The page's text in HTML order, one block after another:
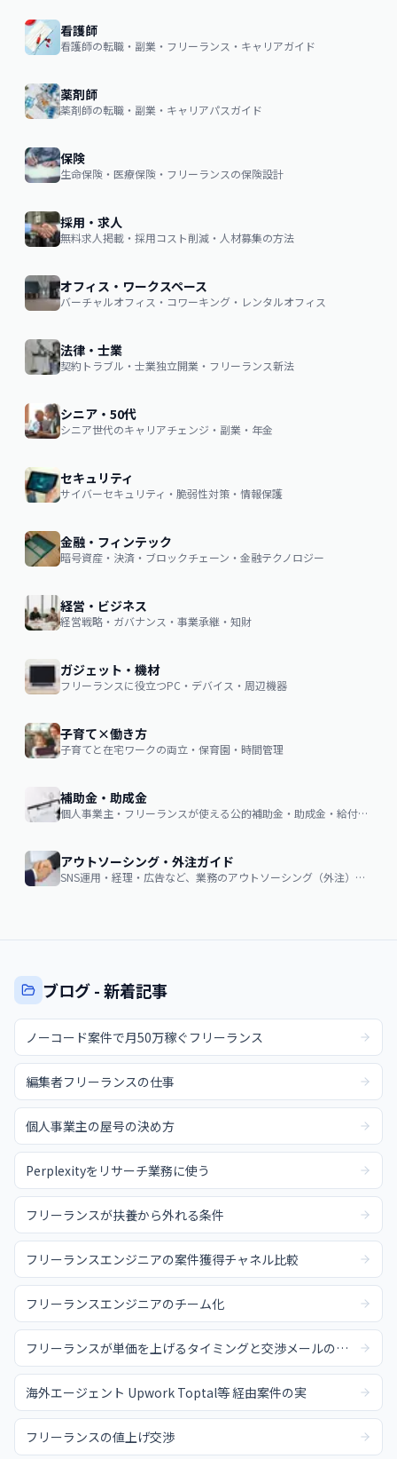
看護師
看護師の転職・副業・フリーランス・キャリアガイド
薬剤師
薬剤師の転職・副業・キャリアパスガイド
保険
生命保険・医療保険・フリーランスの保険設計
採用・求人
無料求人掲載・採用コスト削減・人材募集の方法
オフィス・ワークスペース
バーチャルオフィス・コワーキング・レンタルオフィス
法律・士業
契約トラブル・士業独立開業・フリーランス新法
シニア・50代
シニア世代のキャリアチェンジ・副業・年金
セキュリティ
サイバーセキュリティ・脆弱性対策・情報保護
金融・フィンテック
暗号資産・決済・ブロックチェーン・金融テクノロジー
経営・ビジネス
経営戦略・ガバナンス・事業承継・知財
ガジェット・機材
フリーランスに役立つPC・デバイス・周辺機器
子育て×働き方
子育てと在宅ワークの両立・保育園・時間管理
補助金・助成金
個人事業主・フリーランスが使える公的補助金・助成金・給付金の申請ガイド
アウトソーシング・外注ガイド
SNS運用・経理・広告など、業務のアウトソーシング（外注）を検討する企業・個人向け。費用相場・依頼の流れ・失敗しない選び方
ブログ - 新着記事
ノーコード案件で月50万稼ぐフリーランス
編集者フリーランスの仕事
個人事業主の屋号の決め方
Perplexityをリサーチ業務に使う
フリーランスが扶養から外れる条件
フリーランスエンジニアの案件獲得チャネル比較
フリーランスエンジニアのチーム化
フリーランスが単価を上げるタイミングと交渉メールの例文
海外エージェント Upwork Toptal等 経由案件の実
フリーランスの値上げ交渉